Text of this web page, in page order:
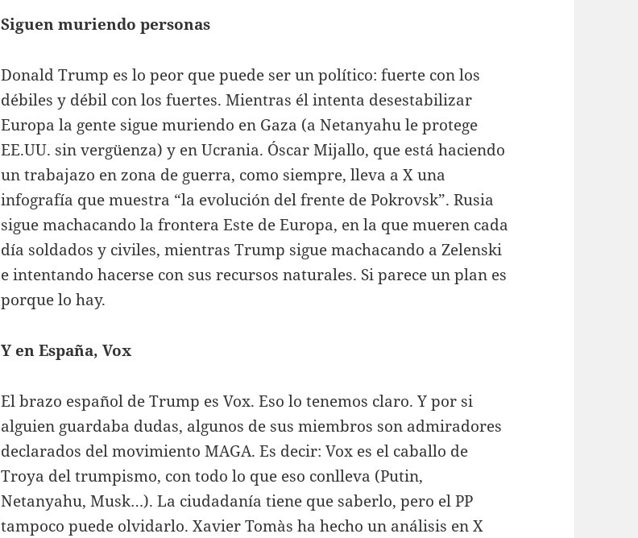
Siguen muriendo personas
Donald Trump es lo peor que puede ser un político: fuerte con los
débiles y débil con los fuertes. Mientras él intenta desestabilizar
Europa la gente sigue muriendo en Gaza (a Netanyahu le protege
EE.UU. sin vergüenza) y en Ucrania. Óscar Mijallo, que está haciendo
un trabajazo en zona de guerra, como siempre, lleva a X una
infografía que muestra “la evolución del frente de Pokrovsk”. Rusia
sigue machacando la frontera Este de Europa, en la que mueren cada
día soldados y civiles, mientras Trump sigue machacando a Zelenski
e intentando hacerse con sus recursos naturales. Si parece un plan es
porque lo hay.
Y en España, Vox
El brazo español de Trump es Vox. Eso lo tenemos claro. Y por si
alguien guardaba dudas, algunos de sus miembros son admiradores
declarados del movimiento MAGA. Es decir: Vox es el caballo de
Troya del trumpismo, con todo lo que eso conlleva (Putin,
Netanyahu, Musk…). La ciudadanía tiene que saberlo, pero el PP
tampoco puede olvidarlo. Xavier Tomàs ha hecho un análisis en X